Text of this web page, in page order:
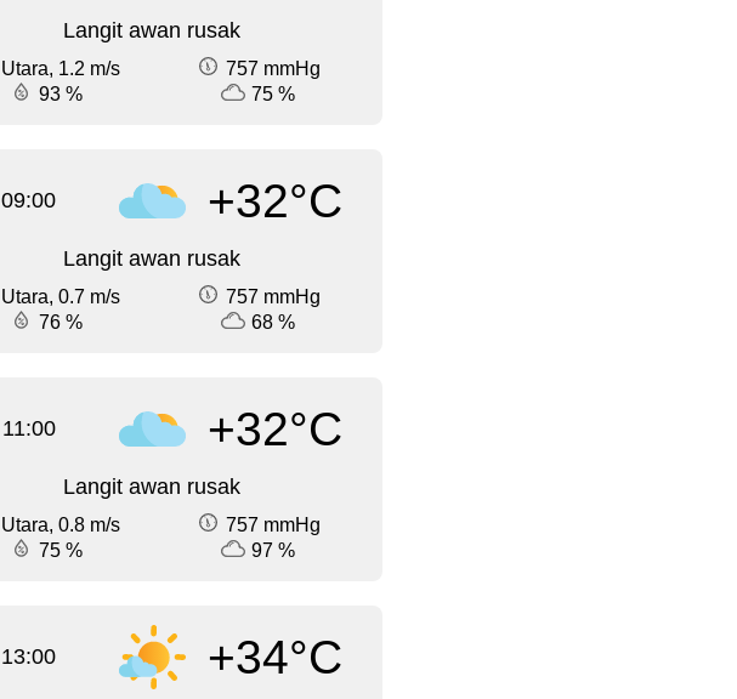
Langit awan rusak
Utara, 1.2 m/s
757 mmHg
93 %
75 %
09:00 +32°C
Langit awan rusak
Utara, 0.7 m/s
757 mmHg
76 %
68 %
11:00 +32°C
Langit awan rusak
Utara, 0.8 m/s
757 mmHg
75 %
97 %
13:00 +34°C